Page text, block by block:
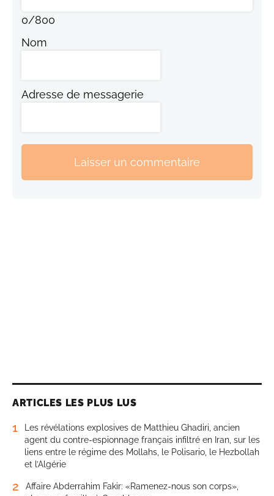
0/800
Nom
Adresse de messagerie
Laisser un commentaire
ARTICLES LES PLUS LUS
1
Les révélations explosives de Matthieu Ghadiri, ancien
agent du contre-espionnage français infiltré en Iran, sur les
liens entre le régime des Mollahs, le Polisario, le Hezbollah
et l’Algérie
2
Affaire Abderrahim Fakir: «Ramenez-nous son corps»,